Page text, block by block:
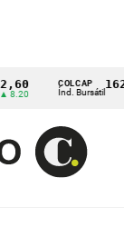
COLCAP
Índ. Bursátil